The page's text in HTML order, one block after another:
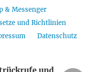
& Messenger
und Richtlinien
Datenschutz
und